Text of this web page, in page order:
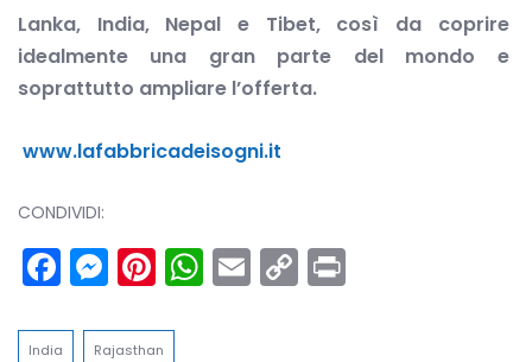
Lanka, India, Nepal e Tibet, così da coprire
idealmente una gran parte del mondo e
soprattutto ampliare l’offerta.
www.lafabbricadeisogni.it
CONDIVIDI:
Facebook
Messenger
Pinterest
WhatsApp
Email
Copy
India Rajasthan